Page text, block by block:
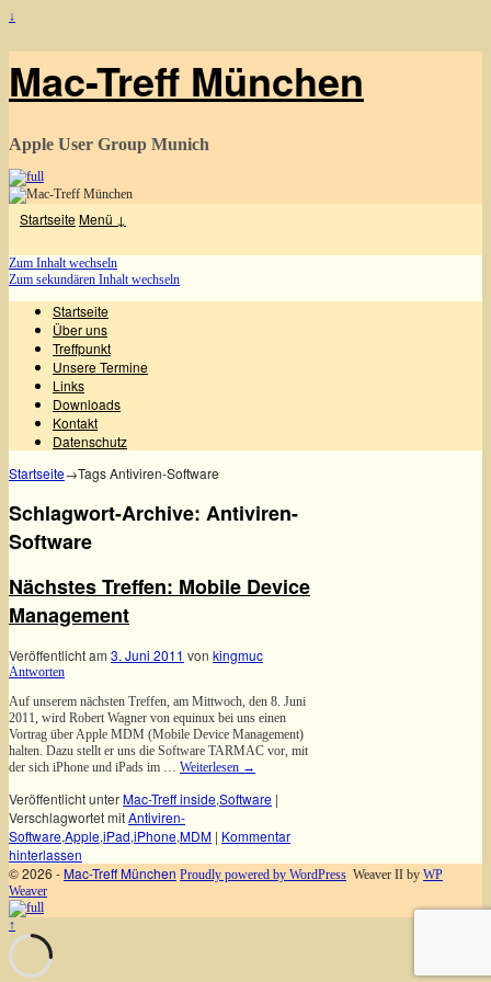
↓
Mac-Treff München
Apple User Group Munich
StartseiteMenü ↓
Zum Inhalt wechseln
Zum sekundären Inhalt wechseln
Startseite
Über uns
Treffpunkt
Unsere Termine
Links
Downloads
Kontakt
Datenschutz
Startseite→TagsAntiviren-Software
Schlagwort-Archive: Antiviren-
Software
Nächstes Treffen: Mobile Device
Management
Veröffentlicht am 3. Juni 2011 von kingmuc
Antworten
Auf unserem nächsten Treffen, am Mittwoch, den 8. Juni
2011, wird Robert Wagner von equinux bei uns einen
Vortrag über Apple MDM (Mobile Device Management)
halten. Dazu stellt er uns die Software TARMAC vor, mit
der sich iPhone und iPads im … Weiterlesen →
Veröffentlicht unterMac-Treff inside,Software |
Verschlagwortet mitAntiviren-
Software,Apple,iPad,iPhone,MDM | Kommentar
hinterlassen
© 2026 -Mac-Treff München Proudly powered by WordPress Weaver II by WP
Weaver
↑